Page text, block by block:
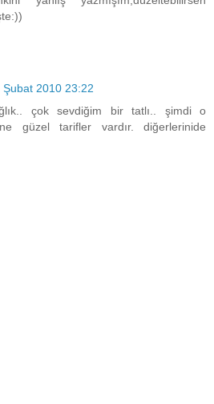
Şubat 2010 23:22
çok sevdiğim bir tatlı.. şimdi o
güzel tarifler vardır. diğerlerinide